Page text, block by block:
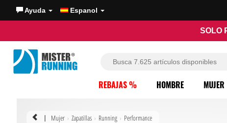
Ayuda Espanol
SOLO
REBAJAS % HOMBRE MUJER
| Mujer Zapatillas Running Performance